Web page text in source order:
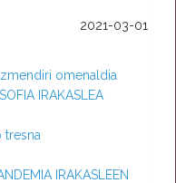
2021-03-01
omenaldia
IRAKASLEA
tresna
IRAKASLEEN